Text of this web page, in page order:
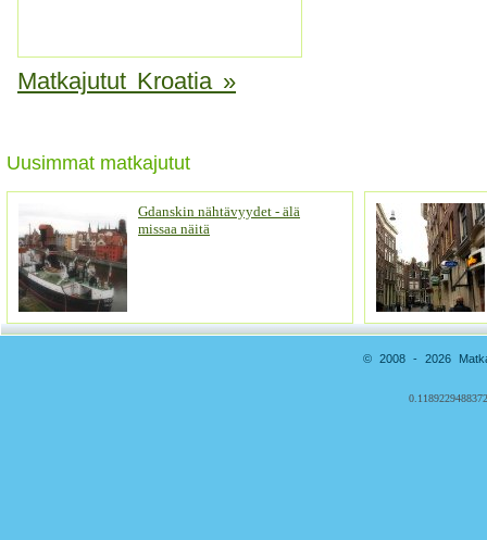
Matkajutut Kroatia »
Uusimmat matkajutut
Gdanskin nähtävyydet - älä
missaa näitä
© 2008 - 2026